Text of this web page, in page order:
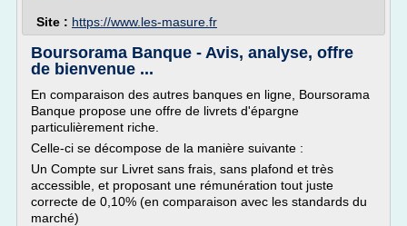
Site : https://www.les-masure.fr
Boursorama Banque - Avis, analyse, offre
de bienvenue ...
En comparaison des autres banques en ligne, Boursorama
Banque propose une offre de livrets d'épargne
particulièrement riche.
Celle-ci se décompose de la manière suivante :
Un Compte sur Livret sans frais, sans plafond et très
accessible, et proposant une rémunération tout juste
correcte de 0,10% (en comparaison avec les standards du
marché)